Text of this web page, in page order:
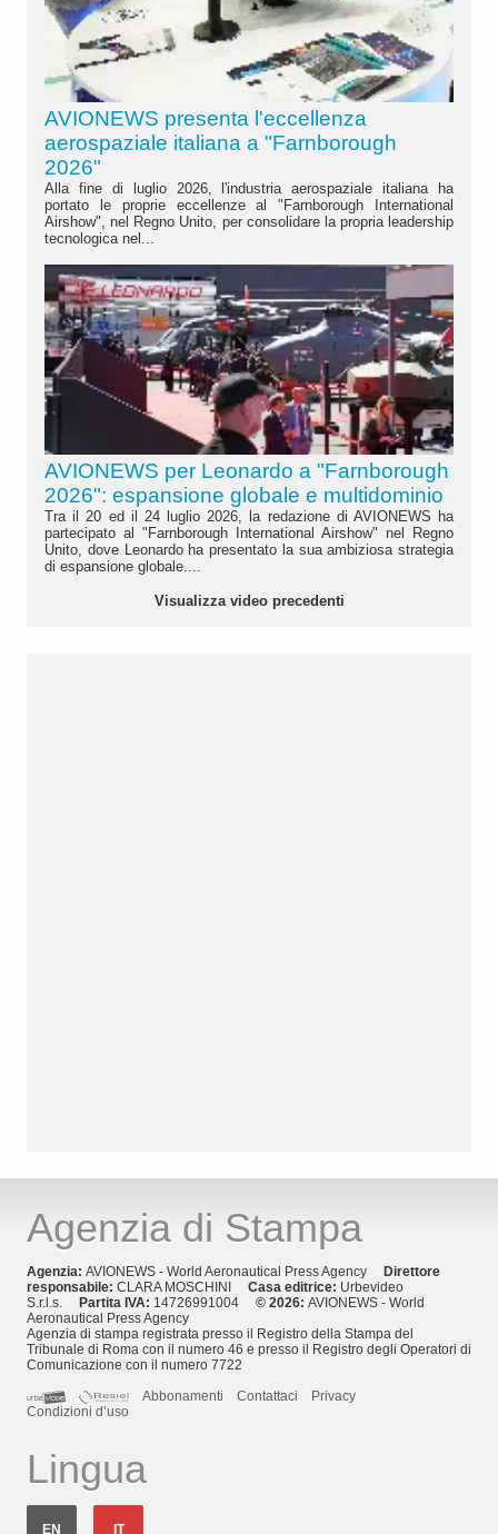
AVIONEWS presenta l'eccellenza
aerospaziale italiana a "Farnborough
2026"
Alla fine di luglio 2026, l'industria aerospaziale italiana ha
portato le proprie eccellenze al "Farnborough International
Airshow", nel Regno Unito, per consolidare la propria leadership
tecnologica nel...
AVIONEWS per Leonardo a "Farnborough
2026": espansione globale e multidominio
Tra il 20 ed il 24 luglio 2026, la redazione di AVIONEWS ha
partecipato al "Farnborough International Airshow" nel Regno
Unito, dove Leonardo ha presentato la sua ambiziosa strategia
di espansione globale....
Visualizza video precedenti
Agenzia di Stampa
Agenzia: AVIONEWS - World Aeronautical Press Agency Direttore
responsabile: CLARA MOSCHINI Casa editrice: Urbevideo
S.r.l.s. Partita IVA: 14726991004 © 2026: AVIONEWS - World
Aeronautical Press Agency
Agenzia di stampa registrata presso il Registro della Stampa del
Tribunale di Roma con il numero 46 e presso il Registro degli Operatori di
Comunicazione con il numero 7722
Abbonamenti
Contattaci
Privacy
Condizioni d’uso
Lingua
EN IT